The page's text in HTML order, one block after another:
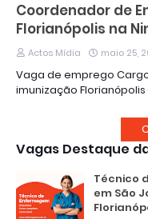
Coordenador de
Florianópolis na
Actos Mídia maio 25,
Vaga de emprego
imunização Florianópolis
Vagas Destaque
Técnico
em São